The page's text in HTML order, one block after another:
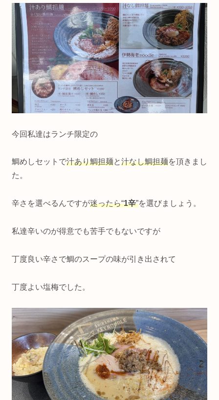
今回私達はランチ限定の
鯛めしセットで汁あり鯛担麺と汁なし鯛担麺を頂きまし
た。
辛さを選べるんですが迷ったら“1辛”を選びましょう。
私達辛いのが得意でも苦手でもないですが
丁度良い辛さで鯛のスープの味が引き出されて
丁度よい塩梅でした。